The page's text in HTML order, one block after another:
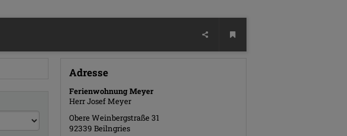
Adresse
Ferienwohnung Meyer
Herr Josef Meyer
Obere Weinbergstraße 31
92339 Beilngries